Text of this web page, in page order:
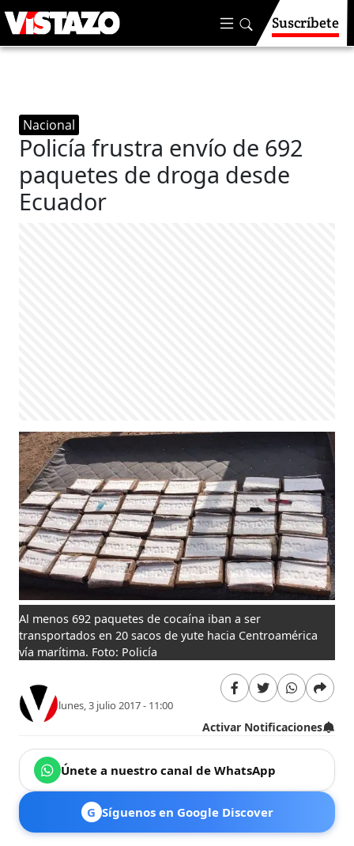
Suscríbete
Nacional
Policía frustra envío de 692
paquetes de droga desde
Ecuador
Al menos 692 paquetes de cocaína iban a ser
transportados en 20 sacos de yute hacia Centroamérica
vía marítima. Foto: Policía
lunes, 3 julio 2017 - 11:00
Activar Notificaciones
Únete a nuestro canal de WhatsApp
G Síguenos en Google Discover